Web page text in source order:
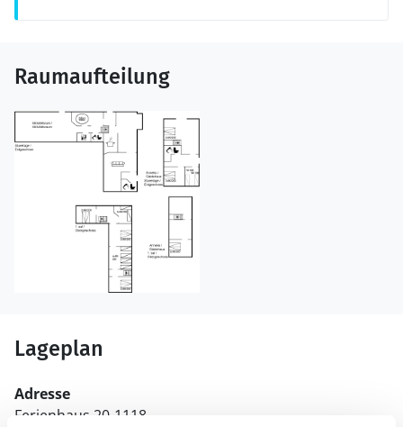
Raumaufteilung
Lageplan
Adresse
Ferienhaus 20-1118